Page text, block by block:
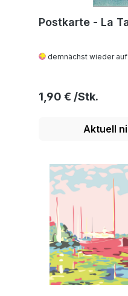
Postkarte - La
demnächst wieder
Regulärer Preis:
1,90 €
Aktuell